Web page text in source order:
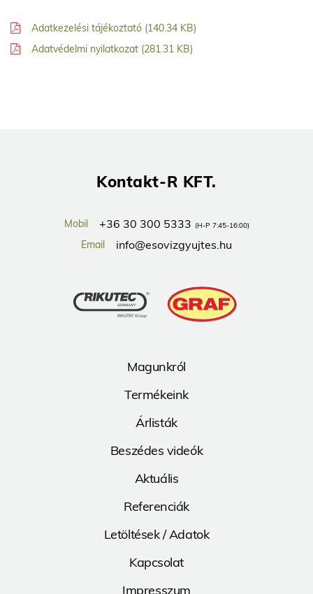
Adatkezelési tájékoztató (140.34 KB)
Adatvédelmi nyilatkozat (281.31 KB)
Kontakt-R KFT.
Mobil +36 30 300 5333 (H-P 7:45-16:00)
Email info@esovizgyujtes.hu
Magunkról
Termékeink
Árlisták
Beszédes videók
Aktuális
Referenciák
Letöltések / Adatok
Kapcsolat
Impresszum